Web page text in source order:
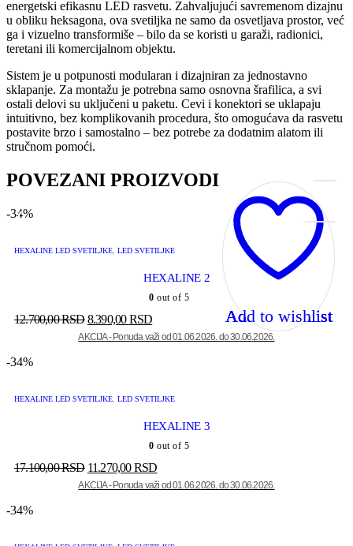
energetski efikasnu LED rasvetu. Zahvaljujući savremenom dizajnu
u obliku heksagona, ova svetiljka ne samo da osvetljava prostor, već
ga i vizuelno transformiše – bilo da se koristi u garaži, radionici,
teretani ili komercijalnom objektu.
Sistem je u potpunosti modularan i dizajniran za jednostavno
sklapanje. Za montažu je potrebna samo osnovna šrafilica, a svi
ostali delovi su uključeni u paketu. Cevi i konektori se uklapaju
intuitivno, bez komplikovanih procedura, što omogućava da rasvetu
postavite brzo i samostalno – bez potrebe za dodatnim alatom ili
stručnom pomoći.
POVEZANI PROIZVODI
-34%
Add to wishlist
У
HEXALINE LED SVETILJKE LED SVETILJKE
HEXALINE 2
0 out of 5
12.700,00RSD8.390,00RSD
-34%
Add to wishlist
У
HEXALINE LED SVETILJKE LED SVETILJKE
HEXALINE 3
0 out of 5
17.100,00RSD 11.270,00RSD
-34%
Add to wishlist
У
Add to wishlist
У